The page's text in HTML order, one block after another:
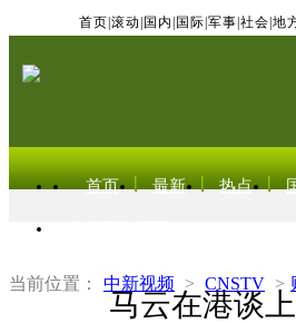
首页 滚动 国内 国际 军事 社会 地
首页 最新 热点
当前位置： 中新视频 > CNSTV >
马云在港谈